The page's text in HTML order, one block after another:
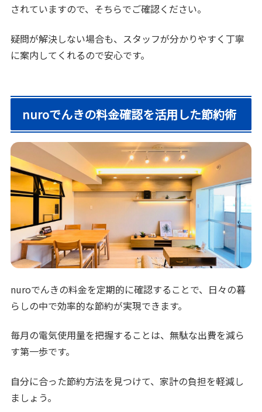
されていますので、そちらでご確認ください。
疑問が解決しない場合も、スタッフが分かりやすく丁寧
に案内してくれるので安心です。
nuroでんきの料金確認を活用した節約術
nuroでんきの料金を定期的に確認することで、日々の暮
らしの中で効率的な節約が実現できます。
毎月の電気使用量を把握することは、無駄な出費を減ら
す第一歩です。
自分に合った節約方法を見つけて、家計の負担を軽減し
ましょう。